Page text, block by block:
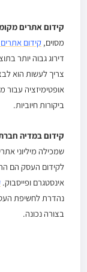
קידום אתרים
מסוים, קידום
דירוג גבוה יותר
צריך לעשות הוא
אופטימיזציה עבור
ביקורות חיוביות.
קידום במדיה
שמכילה מיליוני
לקידום העסק הם
אינסטגרם ופייסבוק.
נהדרת לחשיפת
בצורה נכונה.